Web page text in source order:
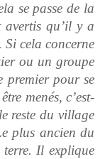
se passe de la
avertis qu’il y a
cela concerne
ou un groupe
premier pour se
menés, c’est-
reste du village
plus ancien du
Il explique